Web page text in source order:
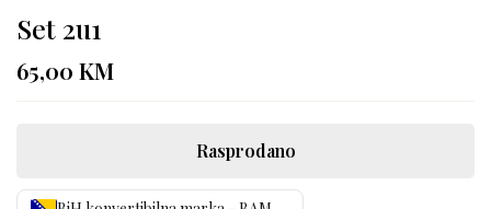
Set 2u1
65,00 KM
Rasprodano